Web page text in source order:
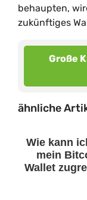
behaupten,
zukünftiges
Große
ähnliche
Wie kann
mein
Wallet